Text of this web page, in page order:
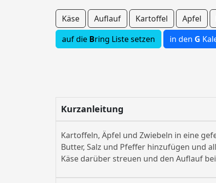
Käse Auflauf Kartoffel Apfel
auf die Bring Liste setzen in den G
Kurzanleitung
Kartoffeln, Äpfel und Zwiebeln in eine
Butter, Salz und Pfeffer hinzufügen und
Käse darüber streuen und den Auflauf